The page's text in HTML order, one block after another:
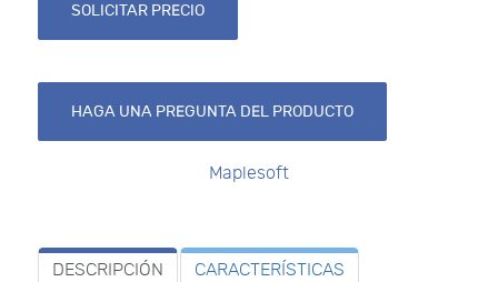
SOLICITAR PRECIO
HAGA UNA PREGUNTA DEL PRODUCTO
Maplesoft
DESCRIPCIÓN CARACTERÍSTICAS